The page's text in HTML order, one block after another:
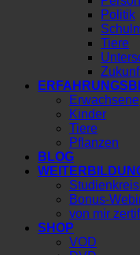
Politik
Tiere
Erwachsene
Kinder
Tiere
Pflanzen
BLOG
Bonus-
von mir
SHOP
VOD